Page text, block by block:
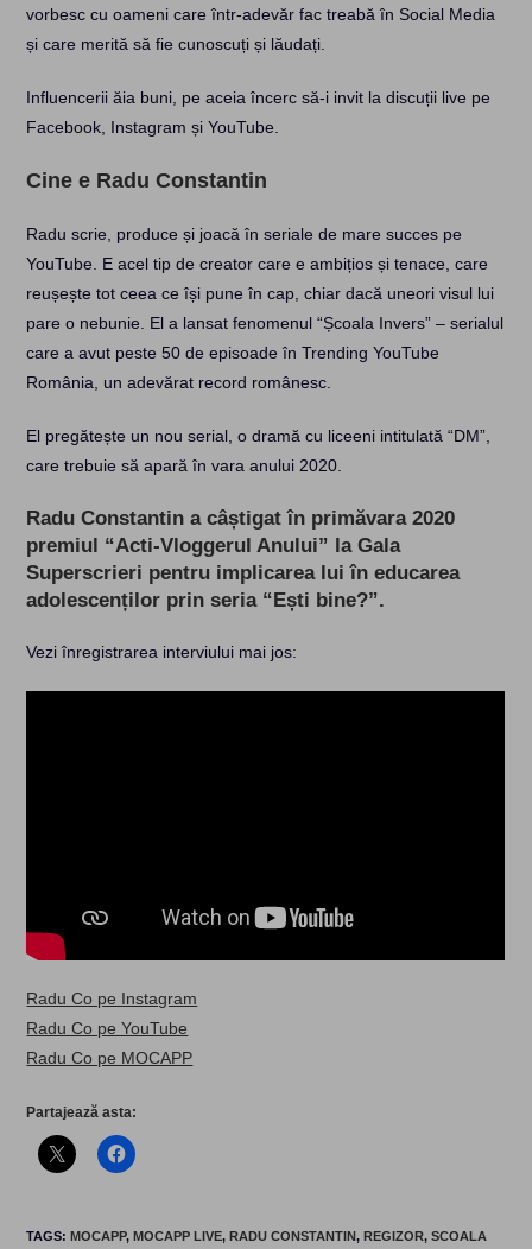
vorbesc cu oameni care într-adevăr fac treabă în Social Media
și care merită să fie cunoscuți și lăudați.
Influencerii ăia buni, pe aceia încerc să-i invit la discuții live pe
Facebook, Instagram și YouTube.
Cine e Radu Constantin
Radu scrie, produce și joacă în seriale de mare succes pe
YouTube. E acel tip de creator care e ambițios și tenace, care
reușește tot ceea ce își pune în cap, chiar dacă uneori visul lui
pare o nebunie. El a lansat fenomenul “Școala Invers” – serialul
care a avut peste 50 de episoade în Trending YouTube
România, un adevărat record românesc.
El pregătește un nou serial, o dramă cu liceeni intitulată “DM”,
care trebuie să apară în vara anului 2020.
Radu Constantin a câștigat în primăvara 2020
premiul “Acti-Vloggerul Anului” la Gala
Superscrieri pentru implicarea lui în educarea
adolescenților prin seria “Ești bine?”.
Vezi înregistrarea interviului mai jos:
Radu Co pe Instagram
Radu Co pe YouTube
Radu Co pe MOCAPP
Partajează asta:
TAGS:MOCAPP, MOCAPP LIVE, RADU CONSTANTIN, REGIZOR, SCOALA